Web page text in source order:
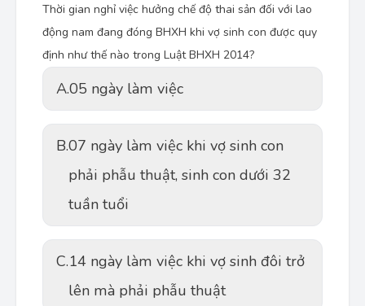
Thời gian nghỉ việc hưởng chế độ thai sản đối với lao
động nam đang đóng BHXH khi vợ sinh con được quy
định như thế nào trong Luật BHXH 2014?
A.05 ngày làm việc
B.07 ngày làm việc khi vợ sinh con
phải phẫu thuật, sinh con dưới 32
tuần tuổi
C.14 ngày làm việc khi vợ sinh đôi trở
lên mà phải phẫu thuật